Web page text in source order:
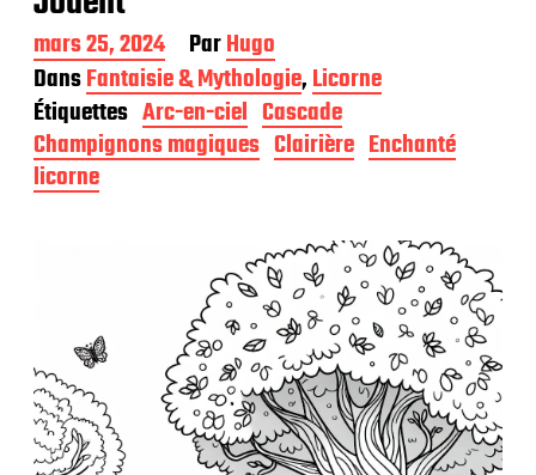
D
a
t
e
d
e
p
i
o
n
mars 25, 2024 ParHugo
DansFantaisie & Mythologie,Licorne
Étiquettes Arc-en-ciel Cascade
Champignons magiques Clairière Enchanté
licorne